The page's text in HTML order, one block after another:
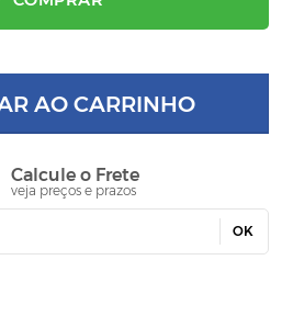
AO CARRINHO
Calcule o Frete
veja preços e prazos
OK